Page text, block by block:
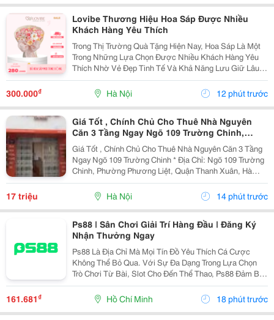
Lovibe Thương Hiệu Hoa Sáp Được Nhiều
Khách Hàng Yêu Thích
Trong Thị Trường Quà Tặng Hiện Nay, Hoa Sáp Là Một
Trong Những Lựa Chọn Được Nhiều Khách Hàng Yêu
Thích Nhờ Vẻ Đẹp Tinh Tế Và Khả Năng Lưu Giữ Lâu
Dài. Trong Số Những Thương Hiệu Nổi Bật, Lovibe
Đang Dần Trở Thành Cái Tên Được Nhiều Người Lựa
Chọn...
300.000₫ Hà Nội 12 phút trước
Giá Tốt , Chính Chủ Cho Thuê Nhà Nguyên
Căn 3 Tầng Ngay Ngõ 109 Trường Chinh,
Thanh Xuân, Hà Nội
Giá Tốt , Chính Chủ Cho Thuê Nhà Nguyên Căn 3 Tầng
Ngay Ngõ 109 Trường Chinh * Địa Chỉ: Ngõ 109 Trường
Chinh, Phường Phương Liệt, Quận Thanh Xuân, Hà
Nội. - Nhà Nằm Tại Vị Trí Đẹp, Đường Ô Tô Tránh,
Thuận Tiện Vừa Ở Vừa Kinh Doanh Hoặc Làm Văn...
17 triệu Hà Nội 14 phút trước
Ps88 | Sân Chơi Giải Trí Hàng Đầu | Đăng Ký
Nhận Thưởng Ngay
Ps88 Là Địa Chỉ Mà Mọi Tín Đồ Yêu Thích Cá Cược
Không Thể Bỏ Qua. Với Sự Đa Dạng Trong Lựa Chọn
Trò Chơi Từ Bài, Slot Cho Đến Thể Thao, Ps88 Đảm Bảo
Mang Đến Những Giây Phút Thư Giãn Đầy Thú Vị Cho
Người Chơi. Chúng Tôi Cam Kết Cung Cấp Dịch Vụ
Chăm...
161.681₫ Hồ Chí Minh 18 phút trước